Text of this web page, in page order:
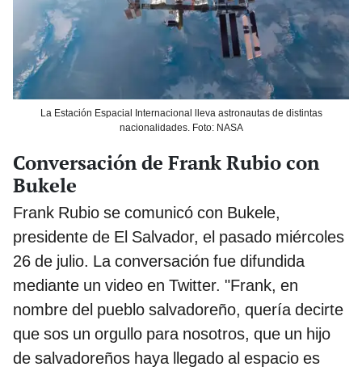
La Estación Espacial Internacional lleva astronautas de distintas
nacionalidades. Foto: NASA
Conversación de Frank Rubio con
Bukele
Frank Rubio se comunicó con Bukele,
presidente de El Salvador, el pasado miércoles
26 de julio. La conversación fue difundida
mediante un video en Twitter. "Frank, en
nombre del pueblo salvadoreño, quería decirte
que sos un orgullo para nosotros, que un hijo
de salvadoreños haya llegado al espacio es